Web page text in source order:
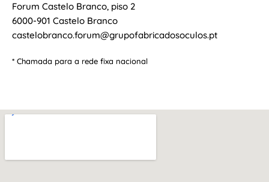
Forum Castelo Branco, piso 2
6000-901 Castelo Branco
castelobranco.forum@grupofabricadosoculos.pt
* Chamada para a rede fixa nacional